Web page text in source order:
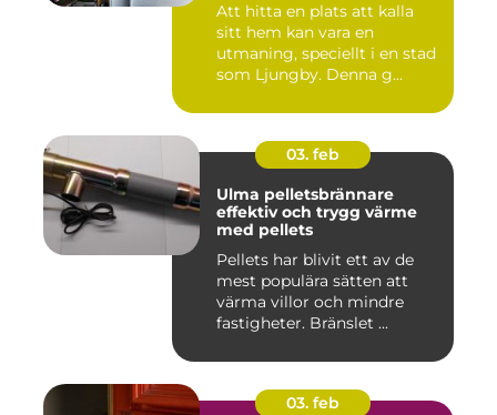
Att hitta en plats att kalla
sitt hem kan vara en
utmaning, speciellt i en stad
som Ljungby. Denna g...
03. feb
Ulma pelletsbrännare
effektiv och trygg värme
med pellets
Pellets har blivit ett av de
mest populära sätten att
värma villor och mindre
fastigheter. Bränslet ...
03. feb